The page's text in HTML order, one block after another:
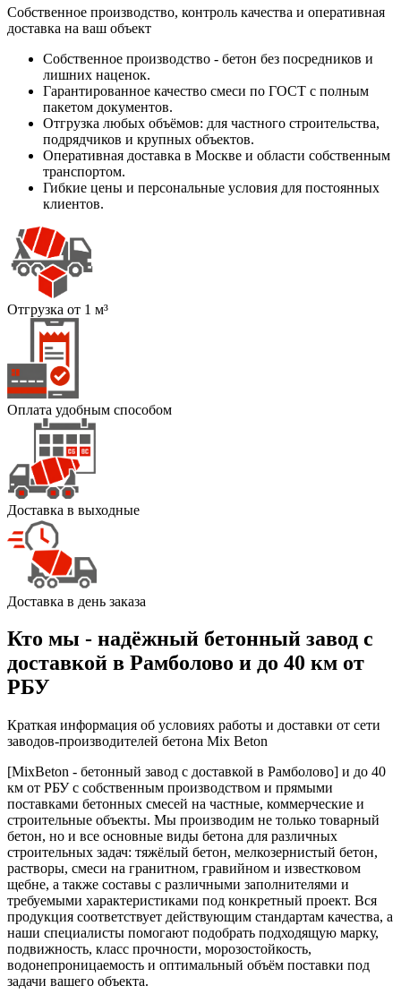
Собственное производство, контроль качества и оперативная
доставка на ваш объект
Собственное производство - бетон без посредников и
лишних наценок.
Гарантированное качество смеси по ГОСТ с полным
пакетом документов.
Отгрузка любых объёмов: для частного строительства,
подрядчиков и крупных объектов.
Оперативная доставка в Москве и области собственным
транспортом.
Гибкие цены и персональные условия для постоянных
клиентов.
Отгрузка от 1 м³
Оплата удобным способом
Доставка в выходные
Доставка в день заказа
Кто мы - надёжный бетонный завод с
доставкой в Рамболово и до 40 км от
РБУ
Краткая информация об условиях работы и доставки от сети
заводов-производителей бетона Mix Beton
[MixBeton - бетонный завод с доставкой в Рамболово] и до 40
км от РБУ с собственным производством и прямыми
поставками бетонных смесей на частные, коммерческие и
строительные объекты. Мы производим не только товарный
бетон, но и все основные виды бетона для различных
строительных задач: тяжёлый бетон, мелкозернистый бетон,
растворы, смеси на гранитном, гравийном и известковом
щебне, а также составы с различными заполнителями и
требуемыми характеристиками под конкретный проект. Вся
продукция соответствует действующим стандартам качества, а
наши специалисты помогают подобрать подходящую марку,
подвижность, класс прочности, морозостойкость,
водонепроницаемость и оптимальный объём поставки под
задачи вашего объекта.